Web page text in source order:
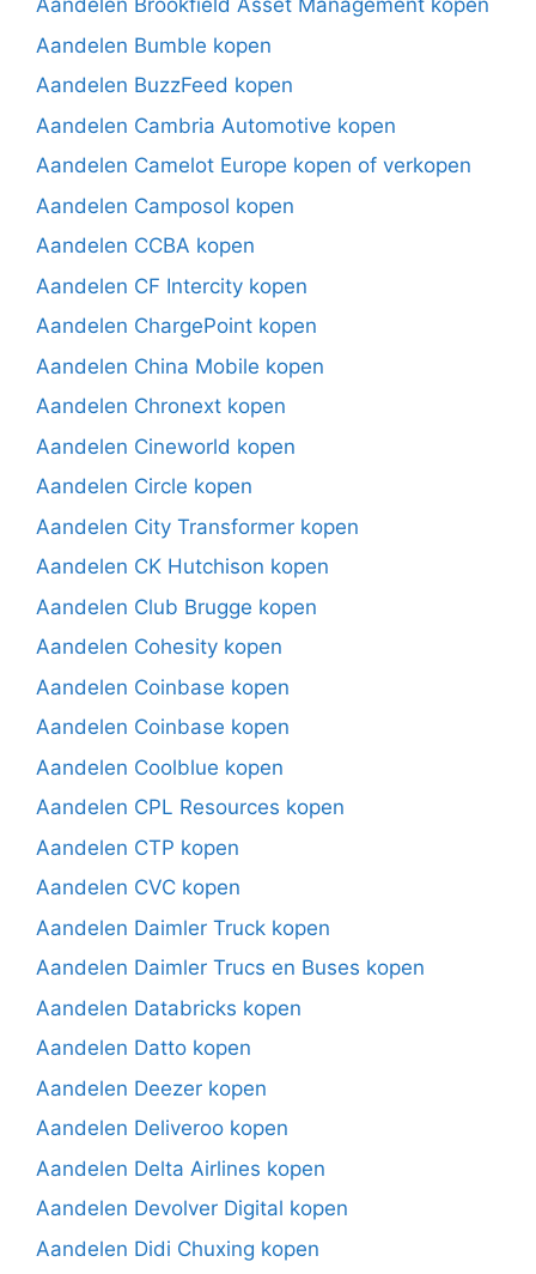
Aandelen Brookfield Asset Management kopen
Aandelen Bumble kopen
Aandelen BuzzFeed kopen
Aandelen Cambria Automotive kopen
Aandelen Camelot Europe kopen of verkopen
Aandelen Camposol kopen
Aandelen CCBA kopen
Aandelen CF Intercity kopen
Aandelen ChargePoint kopen
Aandelen China Mobile kopen
Aandelen Chronext kopen
Aandelen Cineworld kopen
Aandelen Circle kopen
Aandelen City Transformer kopen
Aandelen CK Hutchison kopen
Aandelen Club Brugge kopen
Aandelen Cohesity kopen
Aandelen Coinbase kopen
Aandelen Coinbase kopen
Aandelen Coolblue kopen
Aandelen CPL Resources kopen
Aandelen CTP kopen
Aandelen CVC kopen
Aandelen Daimler Truck kopen
Aandelen Daimler Trucs en Buses kopen
Aandelen Databricks kopen
Aandelen Datto kopen
Aandelen Deezer kopen
Aandelen Deliveroo kopen
Aandelen Delta Airlines kopen
Aandelen Devolver Digital kopen
Aandelen Didi Chuxing kopen